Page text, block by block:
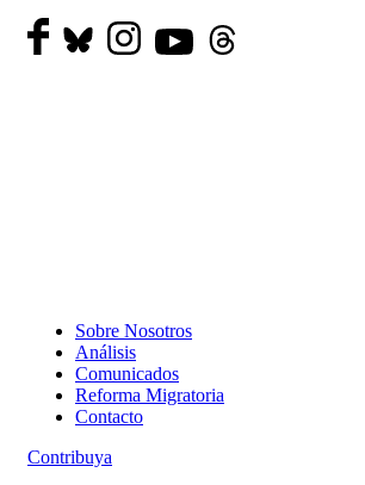
Sobre Nosotros
Análisis
Comunicados
Reforma Migratoria
Contacto
Contribuya